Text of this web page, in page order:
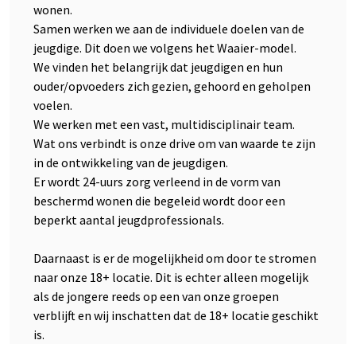
wonen.
Samen werken we aan de individuele doelen van de
jeugdige. Dit doen we volgens het Waaier-model.
We vinden het belangrijk dat jeugdigen en hun
ouder/opvoeders zich gezien, gehoord en geholpen
voelen.
We werken met een vast, multidisciplinair team.
Wat ons verbindt is onze drive om van waarde te zijn
in de ontwikkeling van de jeugdigen.
Er wordt 24-uurs zorg verleend in de vorm van
beschermd wonen die begeleid wordt door een
beperkt aantal jeugdprofessionals.
Daarnaast is er de mogelijkheid om door te stromen
naar onze 18+ locatie. Dit is echter alleen mogelijk
als de jongere reeds op een van onze groepen
verblijft en wij inschatten dat de 18+ locatie geschikt
is.